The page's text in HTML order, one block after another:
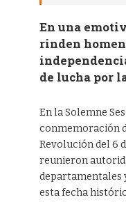
En una
rinden
de lucha por
En la Solemne
conmemoración
Revolución del 6
reunieron
departamentales
esta fecha